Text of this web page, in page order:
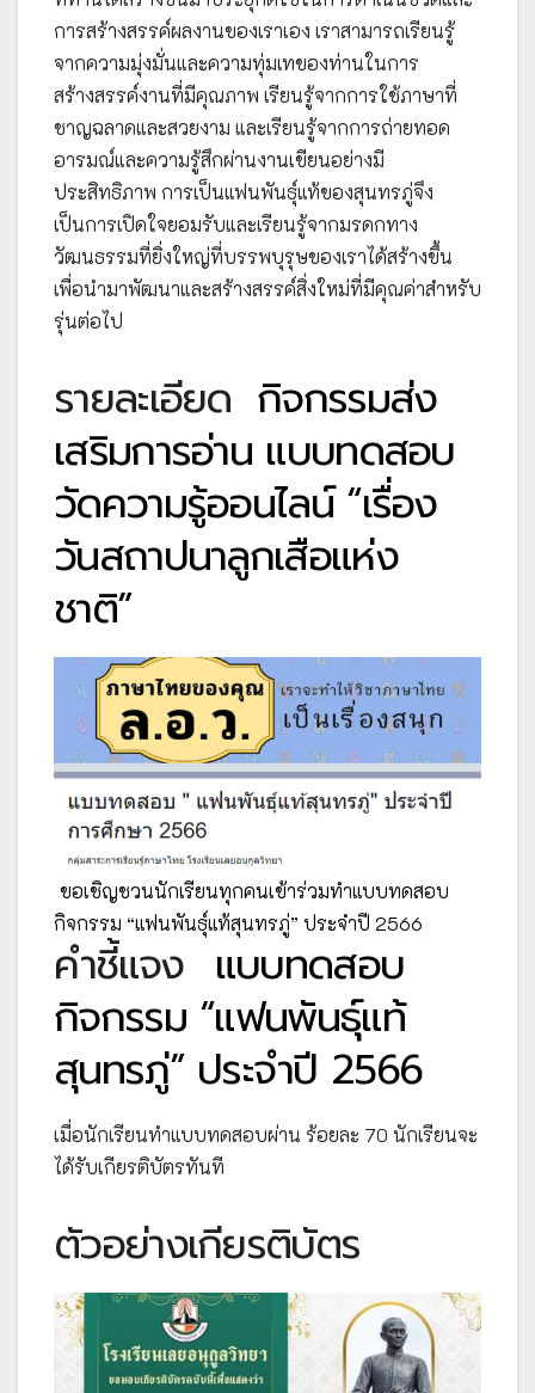
การสร้างสรรค์ผลงานของเราเอง เราสามารถเรียนรู้
จากความมุ่งมั่นและความทุ่มเทของท่านในการ
สร้างสรรค์งานที่มีคุณภาพ เรียนรู้จากการใช้ภาษาที่
ชาญฉลาดและสวยงาม และเรียนรู้จากการถ่ายทอด
อารมณ์และความรู้สึกผ่านงานเขียนอย่างมี
ประสิทธิภาพ การเป็นแฟนพันธุ์แท้ของสุนทรภู่จึง
เป็นการเปิดใจยอมรับและเรียนรู้จากมรดกทาง
วัฒนธรรมที่ยิ่งใหญ่ที่บรรพบุรุษของเราได้สร้างขึ้น
เพื่อนำมาพัฒนาและสร้างสรรค์สิ่งใหม่ที่มีคุณค่าสำหรับ
รุ่นต่อไป
รายละเอียด กิจกรรมส่ง
เสริมการอ่าน แบบทดสอบ
วัดความรู้ออนไลน์ “เรื่อง
วันสถาปนาลูกเสือแห่ง
ชาติ”
ขอเชิญชวนนักเรียนทุกคนเข้าร่วมทำแบบทดสอบ
กิจกรรม “แฟนพันธุ์แท้สุนทรภู่” ประจำปี 2566
คำชี้แจง แบบทดสอบ
กิจกรรม “แฟนพันธุ์แท้
สุนทรภู่” ประจำปี 2566
เมื่อนักเรียนทำแบบทดสอบผ่าน ร้อยละ 70 นักเรียนจะ
ได้รับเกียรติบัตรทันที
ตัวอย่างเกียรติบัตร